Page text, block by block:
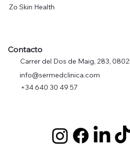
Zo Skin Health
Contacto
Carrer del Dos de Maig, 283,
info@sermedclinica.com
+34 640 30 49 57